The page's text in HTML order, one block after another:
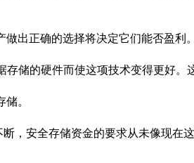
出正确的选择将决定它们能否盈利
储的硬件而使这项技术变得更好。
。
，安全存储资金的要求从未像现在